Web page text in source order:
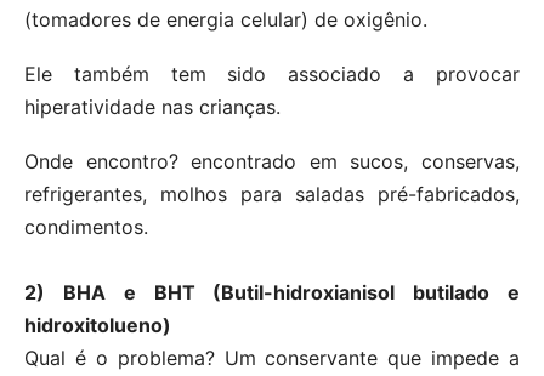
(tomadores de energia celular) de oxigênio.
Ele também tem sido associado a provocar
hiperatividade nas crianças.
Onde encontro? encontrado em sucos, conservas,
refrigerantes, molhos para saladas pré-fabricados,
condimentos.
2) BHA e BHT (Butil-hidroxianisol butilado e
hidroxitolueno)
Qual é o problema? Um conservante que impede a